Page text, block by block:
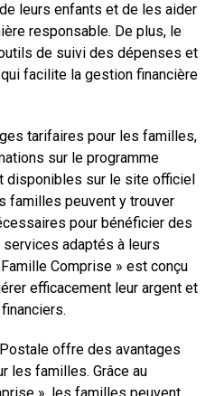
leurs enfants et de les aider
responsable. De plus, le
de suivi des dépenses et
facilite la gestion financière
tarifaires pour les familles,
sur le programme
disponibles sur le site officiel
familles peuvent y trouver
pour bénéficier des
adaptés à leurs
Comprise » est conçu
efficacement leur argent et
offre des avantages
les familles. Grâce au